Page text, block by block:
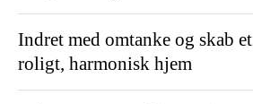
Indret med omtanke og skab et
roligt, harmonisk hjem